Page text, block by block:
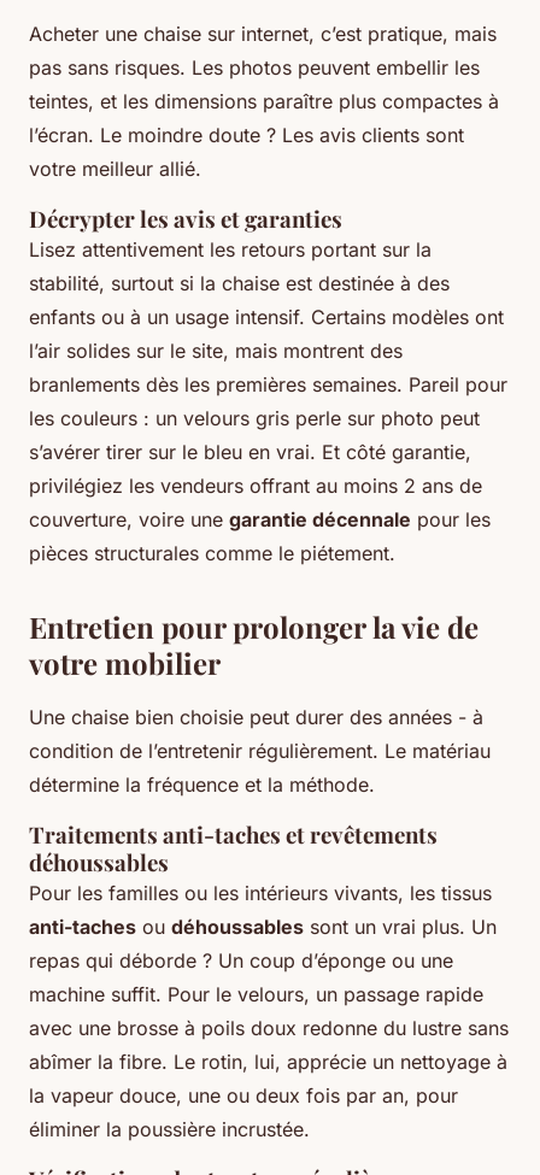
Acheter une chaise sur internet, c’est pratique, mais
pas sans risques. Les photos peuvent embellir les
teintes, et les dimensions paraître plus compactes à
l’écran. Le moindre doute ? Les avis clients sont
votre meilleur allié.
Décrypter les avis et garanties
Lisez attentivement les retours portant sur la
stabilité, surtout si la chaise est destinée à des
enfants ou à un usage intensif. Certains modèles ont
l’air solides sur le site, mais montrent des
branlements dès les premières semaines. Pareil pour
les couleurs : un velours gris perle sur photo peut
s’avérer tirer sur le bleu en vrai. Et côté garantie,
privilégiez les vendeurs offrant au moins 2 ans de
couverture, voire une garantie décennale pour les
pièces structurales comme le piétement.
Entretien pour prolonger la vie de
votre mobilier
Une chaise bien choisie peut durer des années - à
condition de l’entretenir régulièrement. Le matériau
détermine la fréquence et la méthode.
Traitements anti-taches et revêtements
déhoussables
Pour les familles ou les intérieurs vivants, les tissus
anti-taches ou déhoussables sont un vrai plus. Un
repas qui déborde ? Un coup d’éponge ou une
machine suffit. Pour le velours, un passage rapide
avec une brosse à poils doux redonne du lustre sans
abîmer la fibre. Le rotin, lui, apprécie un nettoyage à
la vapeur douce, une ou deux fois par an, pour
éliminer la poussière incrustée.